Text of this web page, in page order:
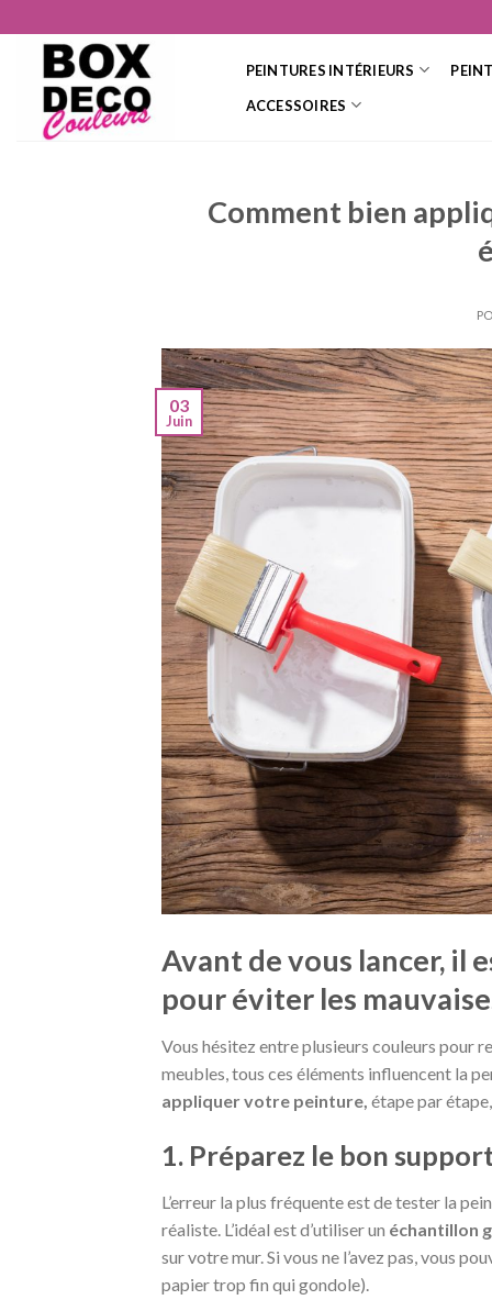
to
content
PEINTURES INTÉRIEURS
ACCESSOIRES
Comment bien
03
Juin
Avant de vous lancer, il
pour éviter les
Vous hésitez entre plusieurs couleurs pour
meubles, tous ces éléments influencent la
appliquer votre peinture, étape par
1. Préparez le bon
L’erreur la plus fréquente est de tester la
réaliste. L’idéal est d’utiliser un échantillon
sur votre mur. Si vous ne l’avez pas, vous
papier trop fin qui gondole).